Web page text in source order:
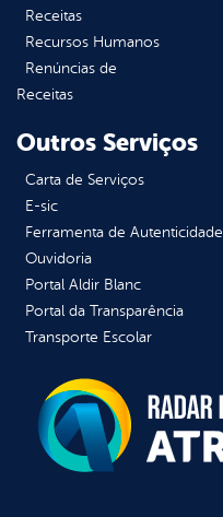
Receitas
Recursos Humanos
Renúncias de
Receitas
Outros Serviços
Carta de Serviços
E-sic
Ferramenta de Autenticidade
Ouvidoria
Portal Aldir Blanc
Portal da Transparência
Transporte Escolar